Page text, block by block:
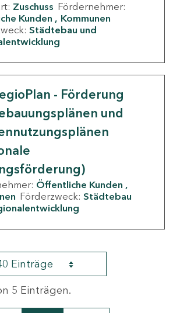
Zuschuss Fördernehmer:
Kunden
Kommunen
Städtebau und
- Förderung
und
Öffentliche Kunden
Förderzweck: Städtebau
Einträge
5 Einträgen.